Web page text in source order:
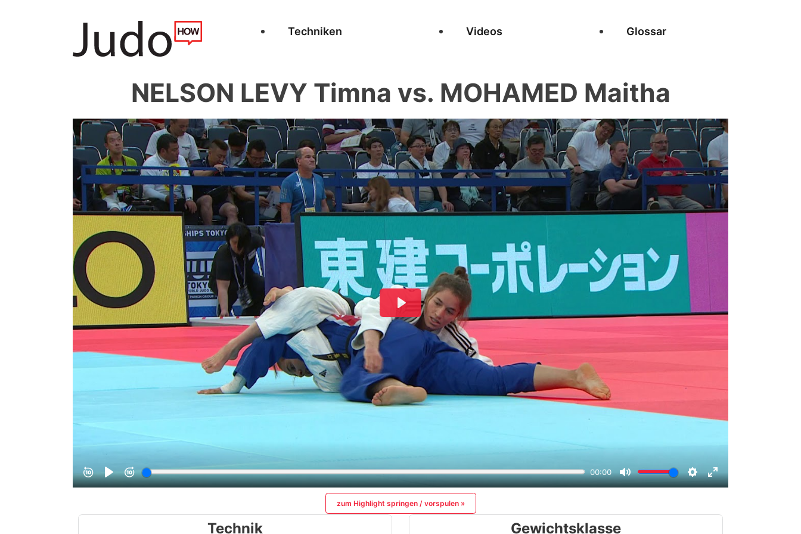
Techniken Videos Glossar
NELSON LEVY Timna vs. MOHAMED Maitha
zum Highlight springen / vorspulen »
Technik Gewichtsklasse